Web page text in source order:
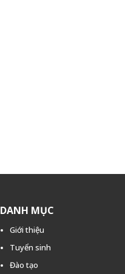
DANH MỤC
Giới thiệu
Tuyển sinh
Đào tạo